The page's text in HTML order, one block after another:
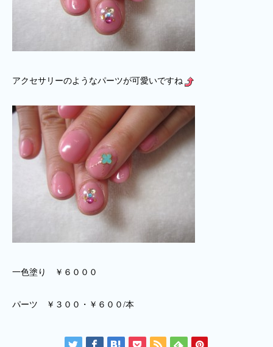
アクセサリーのようなパーツが可愛いですね
一色塗り ￥６０００
パーツ ￥３００・￥６００/本